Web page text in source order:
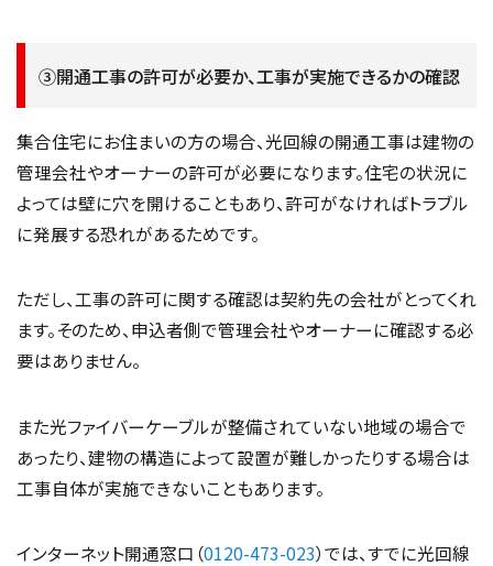
③開通工事の許可が必要か、工事が実施できるかの確認
集合住宅にお住まいの方の場合、光回線の開通工事は建物の
管理会社やオーナーの許可が必要になります。住宅の状況に
よっては壁に穴を開けることもあり、許可がなければトラブル
に発展する恐れがあるためです。
ただし、工事の許可に関する確認は契約先の会社がとってくれ
ます。そのため、申込者側で管理会社やオーナーに確認する必
要はありません。
また光ファイバーケーブルが整備されていない地域の場合で
あったり、建物の構造によって設置が難しかったりする場合は
工事自体が実施できないこともあります。
インターネット開通窓口（0120-473-023）では、すでに光回線